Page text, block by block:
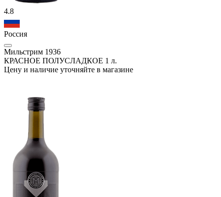
4.8
Россия
Мильстрим 1936
КРАСНОЕ ПОЛУСЛАДКОЕ 1 л.
Цену и наличие уточняйте в магазине